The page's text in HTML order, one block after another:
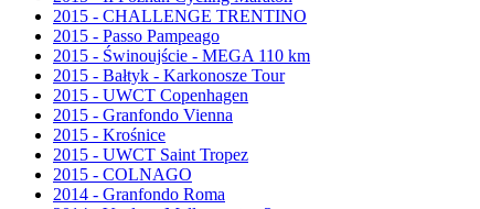
2015 - CHALLENGE TRENTINO
2015 - Passo Pampeago
2015 - Świnoujście - MEGA 110 km
2015 - Bałtyk - Karkonosze Tour
2015 - UWCT Copenhagen
2015 - Granfondo Vienna
2015 - Krośnice
2015 - UWCT Saint Tropez
2015 - COLNAGO
2014 - Granfondo Roma